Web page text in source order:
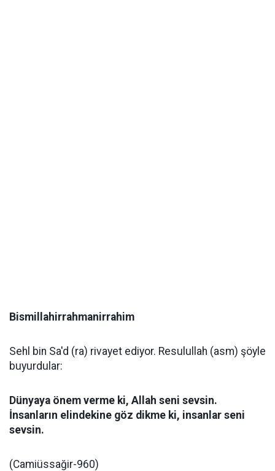
Bismillahirrahmanirrahim
Sehl bin Sa'd (ra) rivayet ediyor. Resulullah (asm) şöyle
buyurdular:
Dünyaya önem verme ki, Allah seni sevsin.
İnsanların elindekine göz dikme ki, insanlar seni
sevsin.
(Camiüssağir-960)